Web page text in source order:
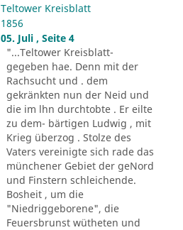
Teltower Kreisblatt
1856
05. Juli , Seite 4
"...Teltower Kreisblatt-
gegeben hae. Denn mit der
Rachsucht und . dem
gekränkten nun der Neid und
die im lhn durchtobte . Er eilte
zu dem- bärtigen Ludwig , mit
Krieg überzog . Stolze des
Vaters vereinigte sich rade das
münchener Gebiet der geNord
und Finstern schleichende.
Bosheit , um die
"Niedriggeborene", die
Feuersbrunst wütheten und